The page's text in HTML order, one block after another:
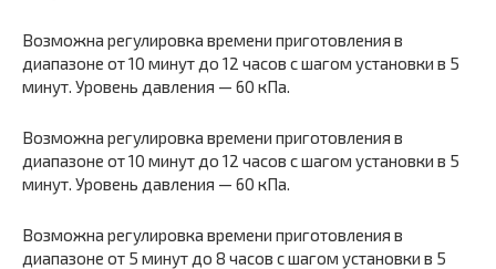
Возможна регулировка времени приготовления в
диапазоне от 10 минут до 12 часов с шагом установки в 5
минут. Уровень давления — 60 кПа.
Возможна регулировка времени приготовления в
диапазоне от 10 минут до 12 часов с шагом установки в 5
минут. Уровень давления — 60 кПа.
Возможна регулировка времени приготовления в
диапазоне от 5 минут до 8 часов с шагом установки в 5